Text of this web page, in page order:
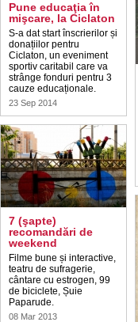
Pune educaţia în
mişcare, la Ciclaton
S-a dat start înscrierilor și
donațiilor pentru
Ciclaton, un eveniment
sportiv caritabil care va
strânge fonduri pentru 3
cauze educaționale.
23 Sep 2014
7 (şapte)
recomandări de
weekend
Filme bune și interactive,
teatru de sufragerie,
cântare cu estrogen, 99
de biciclete, Șuie
Paparude.
08 Mar 2013